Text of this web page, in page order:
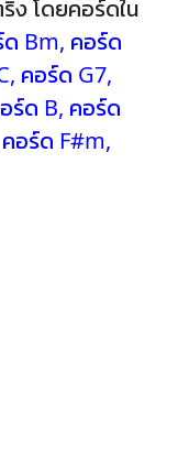
ง โดยคอร์ดใน
Bm, คอร์ด
, คอร์ด G7,
ร์ด B, คอร์ด
คอร์ด F#m,